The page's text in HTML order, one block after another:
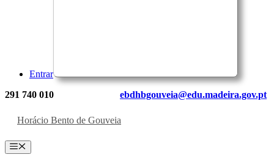
Entrar
291 740 010 ebdhbgouveia@edu.madeira.gov.pt
Horácio Bento de Gouveia
Menu